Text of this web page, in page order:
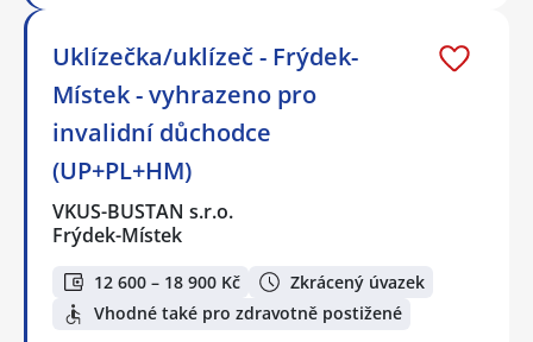
Uklízečka/uklízeč - Frýdek-
Místek - vyhrazeno pro
invalidní důchodce
(UP+PL+HM)
VKUS-BUSTAN s.r.o.
Frýdek-Místek
12 600 – 18 900 Kč
Zkrácený úvazek
Vhodné také pro zdravotně postižené